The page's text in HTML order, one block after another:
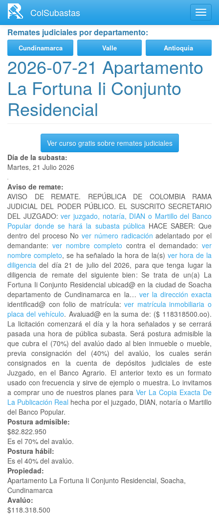
contenido
principal
ColSubastas
Remates judiciales por departamento:
Cundinamarca Valle Antioquia
2026-07-21 Apartamento
La Fortuna Ii Conjunto
Residencial
Ver curso gratis sobre remates judiciales
Día de la subasta:
Martes, 21 Julio 2026
Aviso de remate:
AVISO DE REMATE. REPÚBLICA DE COLOMBIA RAMA
JUDICIAL DEL PODER PÚBLICO. EL SUSCRITO SECRETARIO
DEL JUZGADO: ver juzgado, notaría, DIAN o Martillo del Banco
Popular donde se hará la subasta públicaHACE SABER: Que
dentro del proceso Nover número radicación adelantado por el
demandante: ver nombre completo contra el demandado: ver
nombre completo, se ha señalado la hora de la(s) ver hora de la
diligencia del día 21 de julio del 2026, para que tenga lugar la
diligencia de remate del siguiente bien: Se trata de un(a) La
Fortuna Ii Conjunto Residencial ubicad@ en la ciudad de Soacha
departamento de Cundinamarca en la… ver la dirección exacta
identificad@ con folio de matrícula:ver matrícula inmobiliaria o
placa del vehículo. Avaluad@ en la suma de: ($ 118318500.oo).
La licitación comenzará el día y la hora señalados y se cerrará
pasada una hora de pública subasta. Será postura admisible la
que cubra el (70%) del avalúo dado al bien inmueble o mueble,
previa consignación del (40%) del avalúo, los cuales serán
consignados en la cuenta de depósitos judiciales de este
Juzgado, en el Banco Agrario. El anterior texto es un formato
usado con frecuencia y sirve de ejemplo o muestra. Lo invitamos
a comprar uno de nuestros planes para Ver La Copia Exacta De
La Publicación Real hecha por el juzgado, DIAN, notaría o Martillo
del Banco Popular.
Postura admisible:
$82.822.950
Es el 70% del avalúo.
Postura hábil:
Es el 40% del avalúo.
Propiedad:
Apartamento La Fortuna Ii Conjunto Residencial, Soacha,
Cundinamarca
Avalúo:
$118.318.500